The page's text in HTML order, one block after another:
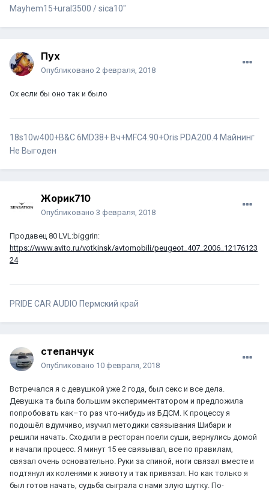
Mayhem15+ural3500 / sica10"
Пух
Опубликовано 2 февраля, 2018
Ох если бы оно так и было
18s10w400+B&C 6MD38+ Вч+MFC4.90+Oris PDA200.4 Майнинг
Не Выгоден
Жорик710
Опубликовано 3 февраля, 2018
Продавец 80 LVL:biggrin:
https://www.avito.ru/votkinsk/avtomobili/peugeot_407_2006_12176123
24
PRIDE CAR AUDIO Пермский край
степанчук
Опубликовано 10 февраля, 2018
Встречался я с девушкой уже 2 года, был секс и все дела.
Девушка та была большим экспериментатором и предложила
попробовать как–то раз что-нибудь из БДСМ. К процессу я
подошёл вдумчиво, изучил методики связывания Шибари и
решили начать. Сходили в ресторан поели суши, вернулись домой
и начали процесс. Я минут 15 ее связывал, все по правилам,
связал очень основательно. Руки за спиной, ноги связал вместе и
подтянул их коленями к животу и так привязал. Но как только я
был готов начать, судьба сыграла с нами злую шутку. По-